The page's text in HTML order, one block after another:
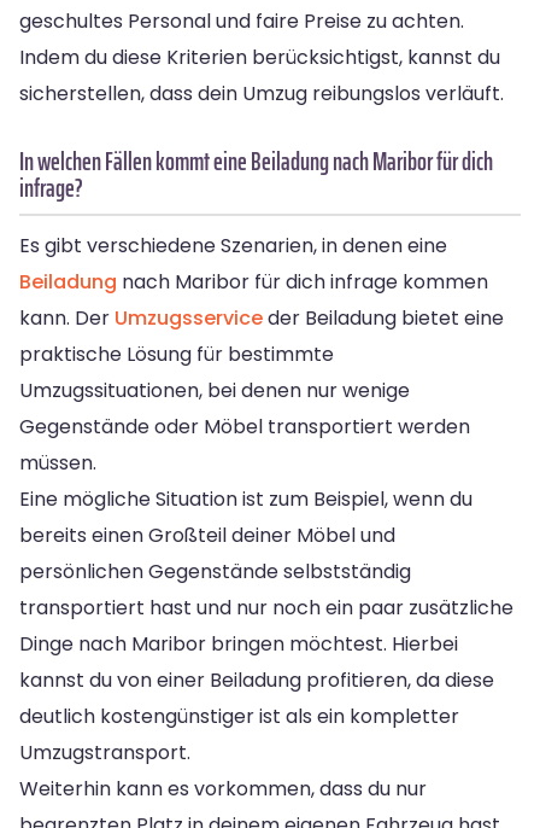
geschultes Personal und faire Preise zu achten.
Indem du diese Kriterien berücksichtigst, kannst du
sicherstellen, dass dein Umzug reibungslos verläuft.
In welchen Fällen kommt eine Beiladung nach Maribor für dich
infrage?
Es gibt verschiedene Szenarien, in denen eine
Beiladung nach Maribor für dich infrage kommen
kann. Der Umzugsserviceder Beiladung bietet eine
praktische Lösung für bestimmte
Umzugssituationen, bei denen nur wenige
Gegenstände oder Möbel transportiert werden
müssen.
Eine mögliche Situation ist zum Beispiel, wenn du
bereits einen Großteil deiner Möbel und
persönlichen Gegenstände selbstständig
transportiert hast und nur noch ein paar zusätzliche
Dinge nach Maribor bringen möchtest. Hierbei
kannst du von einer Beiladung profitieren, da diese
deutlich kostengünstiger ist als ein kompletter
Umzugstransport.
Weiterhin kann es vorkommen, dass du nur